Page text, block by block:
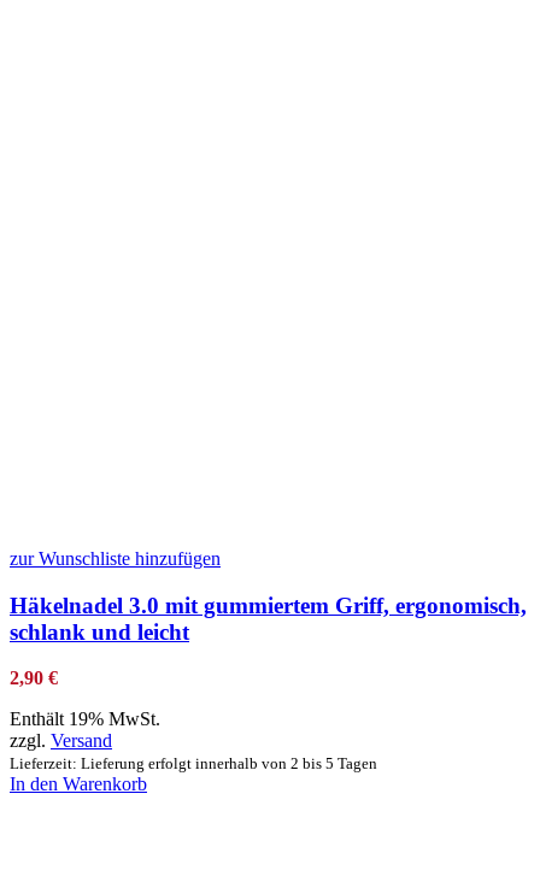
zur Wunschliste hinzufügen
Häkelnadel 3.0 mit gummiertem Griff, ergonomisch,
schlank und leicht
2,90 €
Enthält 19% MwSt.
zzgl. Versand
Lieferzeit: Lieferung erfolgt innerhalb von 2 bis 5 Tagen
In den Warenkorb